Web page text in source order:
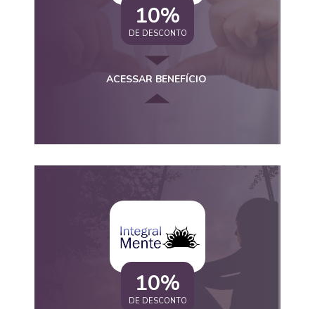
10%
DE DESCONTO
ACESSAR BENEFÍCIO
10%
DE DESCONTO